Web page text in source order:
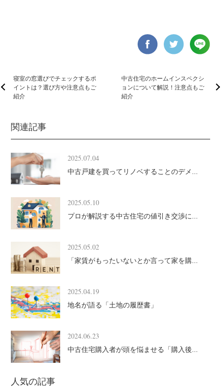
寝室の窓選びでチェックするポ
イントは？選び方や注意点もご
紹介
中古住宅のホームインスペクシ
ョンについて解説！注意点もご
紹介
関連記事
2025.07.04
中古戸建を買ってリノベすることのデメ...
2025.05.10
プロが解説する中古住宅の値引き交渉に...
2025.05.02
「家賃がもったいないとか言って家を購...
2025.04.19
地名が語る「土地の履歴書」
2024.06.23
中古住宅購入者が頭を悩ませる「購入後...
人気の記事